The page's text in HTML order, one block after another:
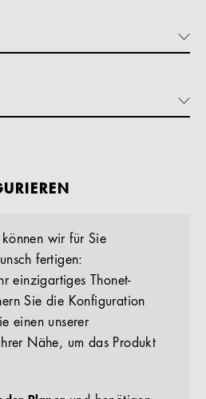
wir für Sie
fertigen:
einzigartiges Thonet-
Sie die Konfiguration
einen unserer
Nähe, um das Produkt